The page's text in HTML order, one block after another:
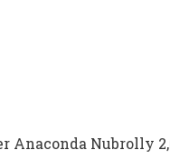
Anaconda Nubrolly